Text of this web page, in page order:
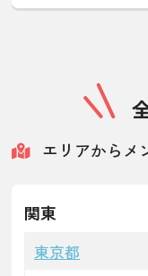
エリアからメ
関東
東京都